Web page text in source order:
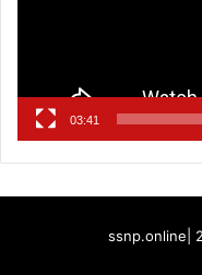
03:41
ssnp.online